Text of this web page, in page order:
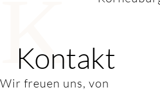
K
Kontakt
Wir freuen uns, von